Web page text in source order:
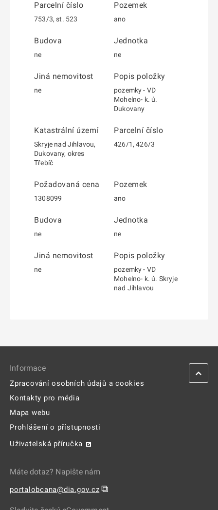
Parcelní číslo
753/3, st. 523
Pozemek
ano
Budova
ne
Jednotka
ne
Jiná nemovitost
ne
Popis položky
pozemky - VD
Mohelno- k. ú.
Dukovany
Katastrální území
Skryje nad Jihlavou,
Dukovany, okres
Třebíč
Parcelní číslo
426/1, 426/3
Požadovaná cena
1308099
Pozemek
ano
Budova
ne
Jednotka
ne
Jiná nemovitost
ne
Popis položky
pozemky - VD
Mohelno- k. ú. Skryje
nad Jihlavou
Informace
Zpracování osobních údajů a cookies
Kontakty pro média
Mapa webu
Prohlášení o přístupnosti
Uživatelská příručka
Máte dotaz? Napište nám
portalobcana@dia.gov.cz ⧉